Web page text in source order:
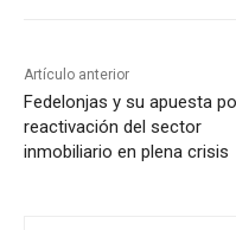
Artículo anterior
Fedelonjas y su apuesta
reactivación del sector
inmobiliario en plena crisis